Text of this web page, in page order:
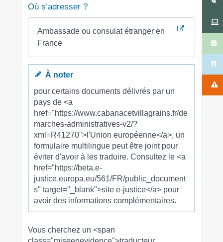
Où s’adresser ?
Ambassade ou consulat étranger en
France
À noter
pour certains documents délivrés par un
pays de <a
href="https://www.cabanacetvillagrains.fr/de
marches-administratives-v2/?
xml=R41270">l'Union européenne</a>, un
formulaire multilingue peut être joint pour
éviter d'avoir à les traduire. Consultez le <a
href="https://beta.e-
justice.europa.eu/561/FR/public_document
s" target="_blank">site e-justice</a> pour
avoir des informations complémentaires.
Vous cherchez un <span